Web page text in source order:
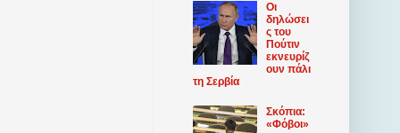
Οι
δηλώσει
ς του
Πούτιν
εκνευρίζ
ουν πάλι
τη Σερβία
Σκόπια:
«Φόβοι»